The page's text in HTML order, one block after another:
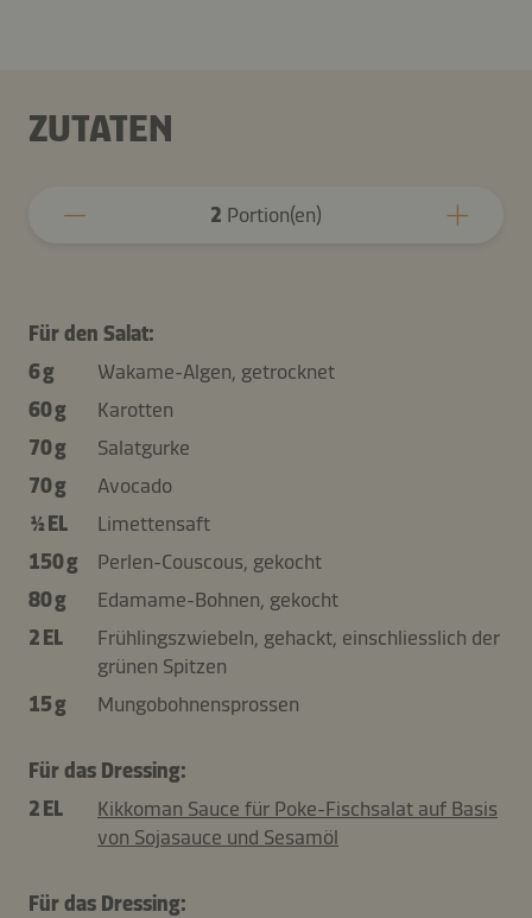
ZUTATEN
2 Portion(en)
Für den Salat:
6 g
Wakame-Algen, getrocknet
60 g
Karotten
70 g
Salatgurke
70 g
Avocado
½ EL
Limettensaft
150 g
Perlen-Couscous, gekocht
80 g
Edamame-Bohnen, gekocht
2 EL
Frühlingszwiebeln, gehackt, einschliesslich der
grünen Spitzen
15 g
Mungobohnensprossen
Für das Dressing:
2 EL
Kikkoman Sauce für Poke-Fischsalat auf Basis
von Sojasauce und Sesamöl
Für das Dressing: